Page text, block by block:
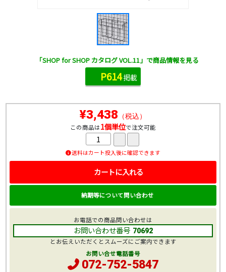
¥3,438 （税込）
この商品は1個単位で注文可能
送料はカート投入後に確認できます
カートに入れる
納期等について問い合わせ
お電話での商品問い合わせは
お問い合わせ番号 70692
とお伝えいただくとスムーズにご案内できます
お問い合せ電話番号
072-752-5847
「SHOP for SHOP カタログ VOL.11」で商品情報を見る
P614掲載